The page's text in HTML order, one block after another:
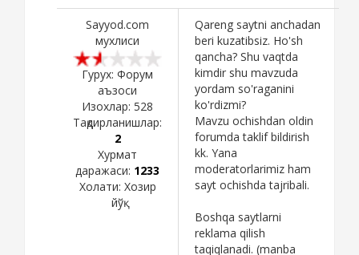
Sayyod.com
мухлиси
Гурух: Форум
аъзоси
Изохлар: 528
Тақдирланишлар:
2
Хурмат
даражаси: 1233
Холати: Хозир
йўқ
Qareng saytni anchadan
beri kuzatibsiz. Ho'sh
qancha? Shu vaqtda
kimdir shu mavzuda
yordam so'raganini
ko'rdizmi?
Mavzu ochishdan oldin
forumda taklif bildirish
kk. Yana
moderatorlarimiz ham
sayt ochishda tajribali.
Boshqa saytlarni
reklama qilish
taqiqlanadi. (manba